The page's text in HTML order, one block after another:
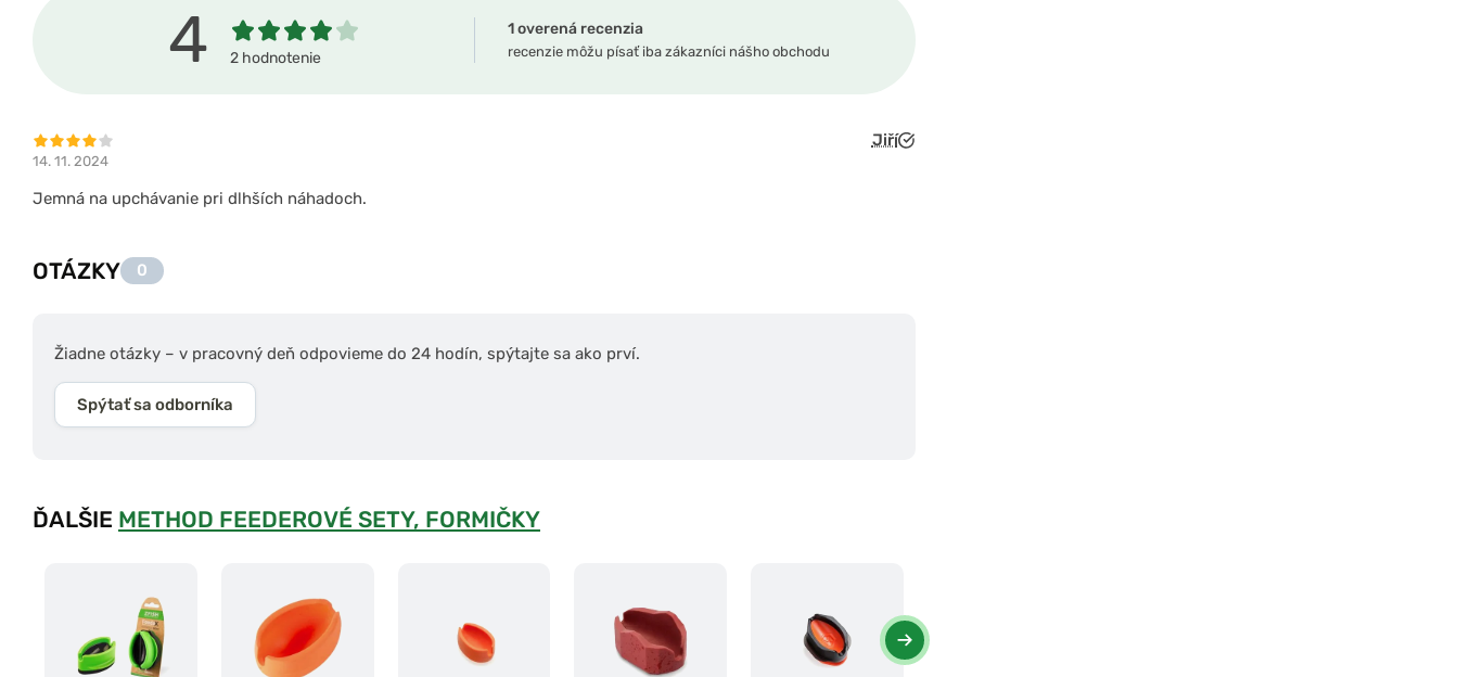
4 2 hodnotenie
1 overená recenzia
recenzie môžu písať iba zákazníci nášho obchodu
14. 11. 2024
Jiří
Jemná na upchávanie pri dlhších náhadoch.
OTÁZKY 0
Žiadne otázky – v pracovný deň odpovieme do 24 hodín, spýtajte sa ako prví.
Spýtať sa odborníka
ĎALŠIE METHOD FEEDEROVÉ SETY, FORMIČKY